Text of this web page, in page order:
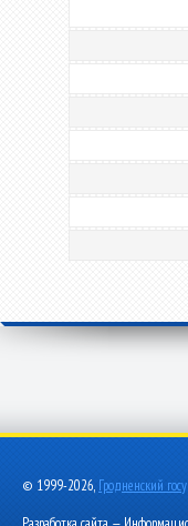
© 1999-2026, Гродненский